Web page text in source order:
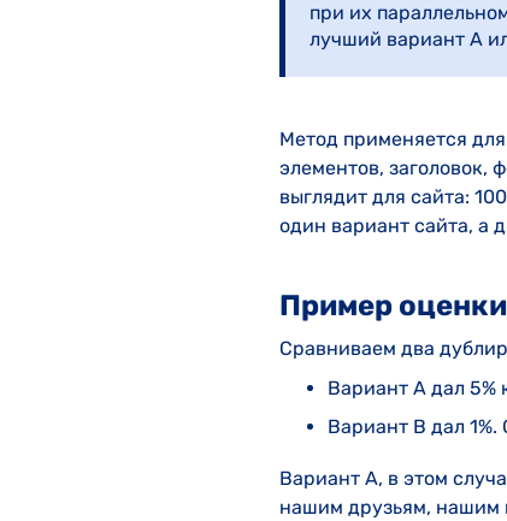
при их
лучший вариант А
Метод применяется
элементов, заголовок,
выглядит для сайта:
один вариант сайта, а
Пример оценки
Сравниваем два
Вариант А дал 5%
Вариант В дал 1%.
Вариант А, в этом
нашим друзьям, нашим